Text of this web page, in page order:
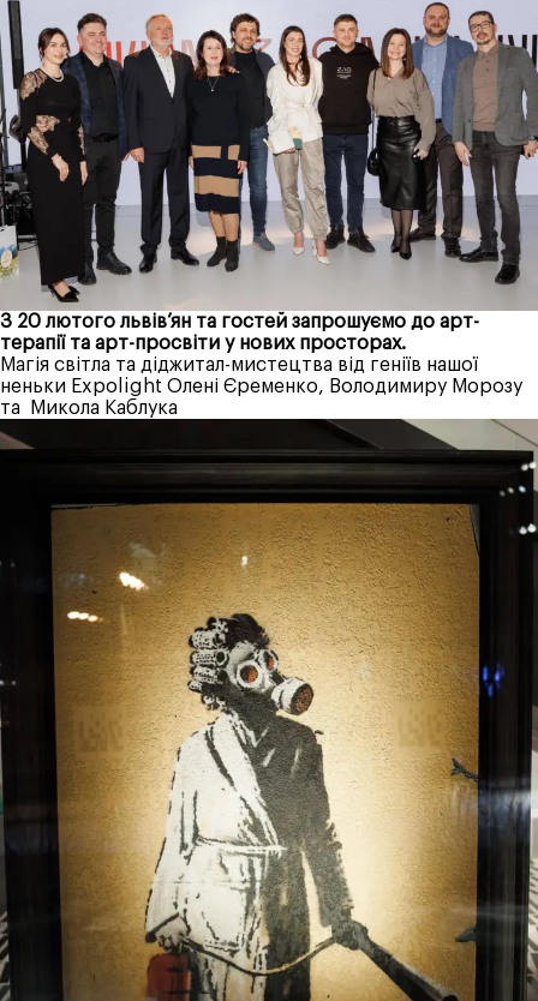
З 20 лютого львів’ян та гостей запрошуємо до арт-
терапії та арт-просвіти у нових просторах.
Магія світла та діджитал-мистецтва від геніїв нашої
неньки Expolight Олені Єременко, Володимиру Морозу
та
Микола Каблука